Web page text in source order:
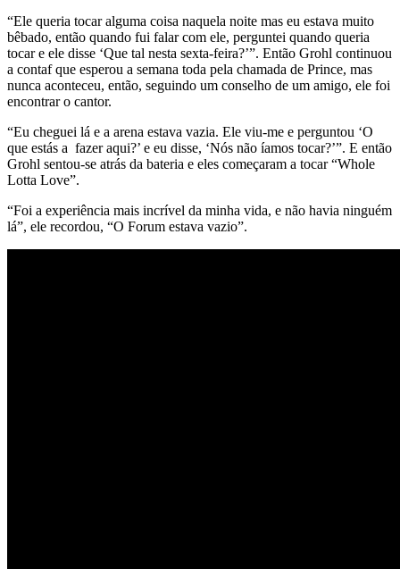
“Ele queria tocar alguma coisa naquela noite mas eu estava muito
bêbado, então quando fui falar com ele, perguntei quando queria
tocar e ele disse ‘Que tal nesta sexta-feira?’”. Então Grohl continuou
a contaf que esperou a semana toda pela chamada de Prince, mas
nunca aconteceu, então, seguindo um conselho de um amigo, ele foi
encontrar o cantor.
“Eu cheguei lá e a arena estava vazia. Ele viu-me e perguntou ‘O
que estás a fazer aqui?’ e eu disse, ‘Nós não íamos tocar?’”. E então
Grohl sentou-se atrás da bateria e eles começaram a tocar “Whole
Lotta Love”.
“Foi a experiência mais incrível da minha vida, e não havia ninguém
lá”, ele recordou, “O Forum estava vazio”.